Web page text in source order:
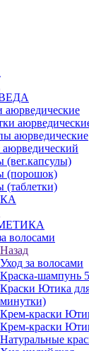
аюрведические
аюрведические
аюрведический
(вег.капсулы)
(порошок)
(таблетки)
волосами
Назад
Уход за волосами
Краска-шампунь
Краски Ютика
минутки)
Крем-краски
Крем-краски
Натуральные